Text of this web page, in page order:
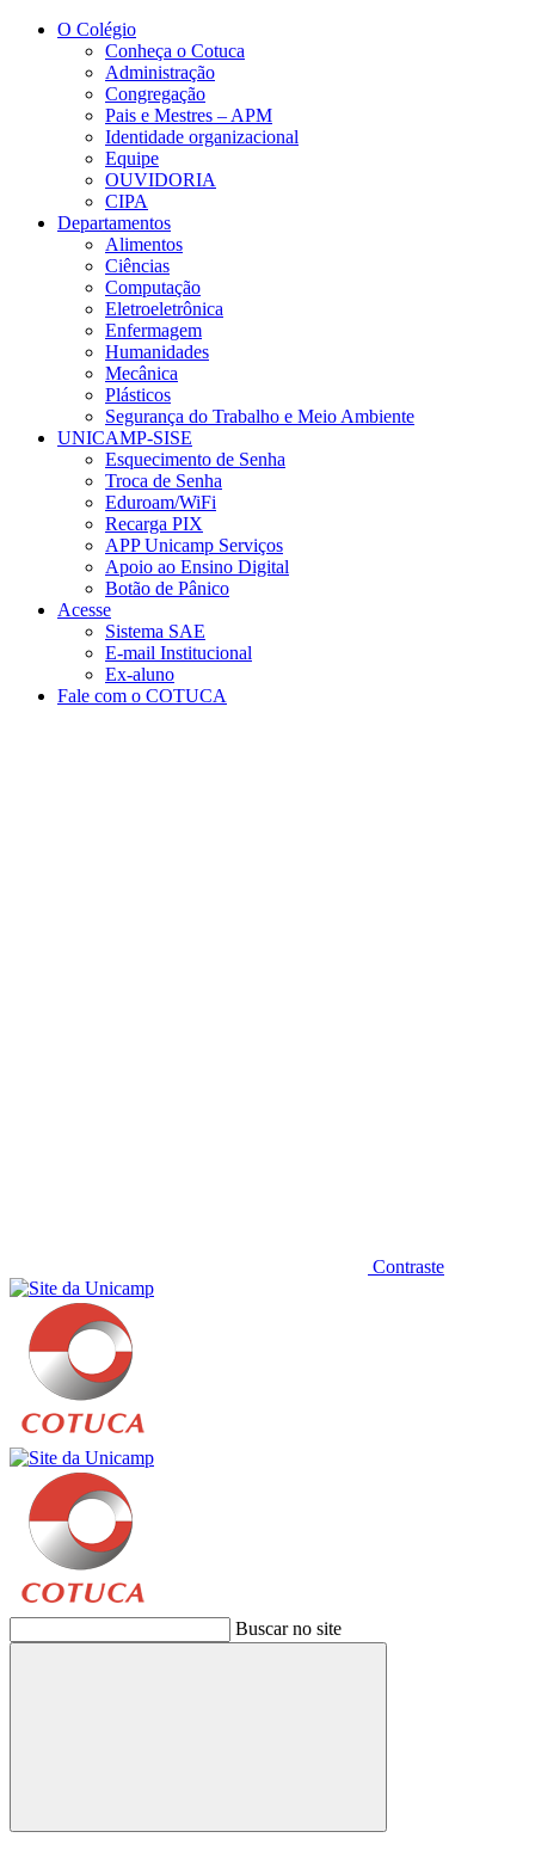
Conteúdo principal
O Colégio
Conheça o Cotuca
Administração
Congregação
Pais e Mestres – APM
Identidade organizacional
Equipe
OUVIDORIA
CIPA
Departamentos
Alimentos
Ciências
Computação
Eletroeletrônica
Enfermagem
Humanidades
Mecânica
Plásticos
Segurança do Trabalho e Meio Ambiente
UNICAMP-SISE
Esquecimento de Senha
Troca de Senha
Eduroam/WiFi
Recarga PIX
APP Unicamp Serviços
Apoio ao Ensino Digital
Botão de Pânico
Acesse
Sistema SAE
E-mail Institucional
Ex-aluno
Fale com o COTUCA
Contraste
Buscar no site
Buscar